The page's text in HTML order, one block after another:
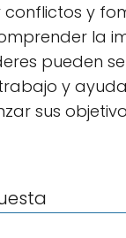
conflictos y
la
pueden
y
sus